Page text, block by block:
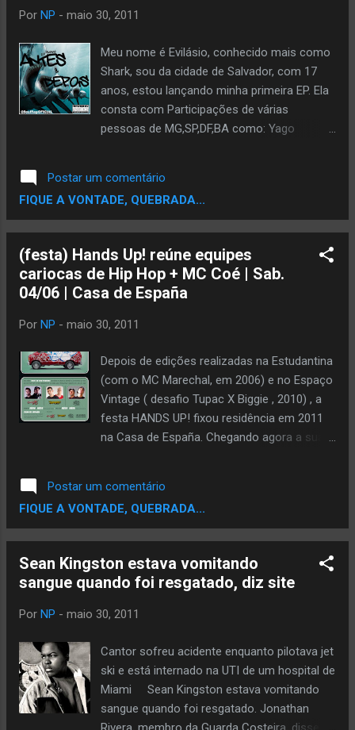
Por NP - maio 30, 2011
Meu nome é Evilásio, conhecido mais como
Shark, sou da cidade de Salvador, com 17
anos, estou lançando minha primeira EP. Ela
consta com Participações de várias
pessoas de MG,SP,DF,BA como: Yago
Produção: Gas, Tavos e Góry. DOWNLOAD
Postar um comentário
FIQUE A VONTADE, QUEBRADA...
(festa) Hands Up! reúne equipes
cariocas de Hip Hop + MC Coé | Sab.
Por NP - maio 30, 2011
Depois de edições realizadas na Estudantina
(com o MC Marechal, em 2006) e no Espaço
Vintage ( desafio Tupac X Biggie , 2010) , a
festa HANDS UP! fixou residência em 2011
na Casa de España. Chegando agora a sua
promove a união das principais equipes de
hip hop da cidade do Rio. São elas:
Eletrobase (representada nesta edição pelos
e Tucho) e Southside (DJs Bê Jones e
Mondraga). MC Coé , uma das revelações
da noite carioca, faz pocket show de pré-
"Homem de Sorte" (
http://youtu.be/jt1WW7g7MGc ). --- Serviço:
Festa: Hands Up! Data/hora: Sábado, 04/06.
23h DJs: Lulinha, Tonha, Saddam, Tucho, Bê
Jones e Mondraga (hip hop) Local: Casa de
Postar um comentário
FIQUE A VONTADE, QUEBRADA...
Sean Kingston estava vomitando
sangue quando foi resgatado, diz site
Por NP - maio 30, 2011
Cantor sofreu acidente enquanto pilotava jet
ski e está internado na UTI de um hospital de
Miami Sean Kingston estava vomitando
sangue quando foi resgatado. Jonathan